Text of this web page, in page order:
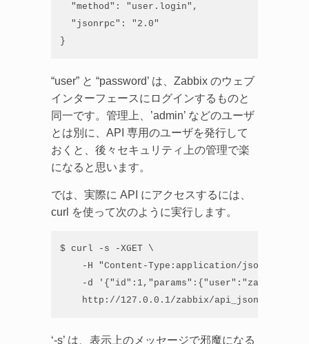
"method": "user.login",
"jsonrpc": "2.0"
}
“user” と “password’ は、Zabbix のウェブ
インターフェースにログインするものと
同一です。管理上、’admin’ などのユーザ
とは別に、API 専用のユーザを発行して
おくと、後々セキュリティ上の管理で楽
になると思います。
では、実際に API にアクセスするには、
curl を使って次のように実行します。
$ curl -s -XGET \
-H "Content-Type:application/json-rpc“ \
-d
http://127.0.0.1/zabbix/
‘-s’ は、表示上のメッセージで邪魔になる